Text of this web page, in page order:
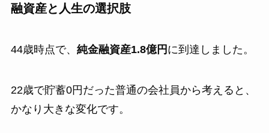
融資産と人生の選択肢
44歳時点で、 純金融資産1.8億円 に到達しました。
22歳で貯蓄0円だった普通の会社員から考えると、
かなり大きな変化です。